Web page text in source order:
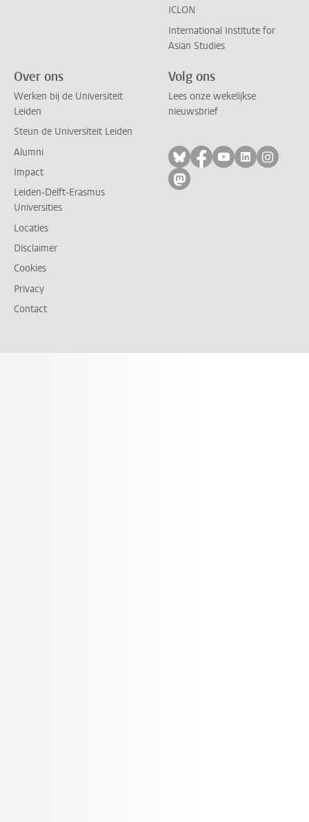
ICLON
International Institute for
Asian Studies
Over ons
Werken bij de Universiteit
Leiden
Steun de Universiteit Leiden
Alumni
Impact
Leiden-Delft-Erasmus
Universities
Locaties
Disclaimer
Cookies
Privacy
Contact
Volg ons
Lees onze wekelijkse
nieuwsbrief
Volg ons op bluesky
Volg ons op
Volg ons op
Volg ons
Volg
Volg ons op mastodon